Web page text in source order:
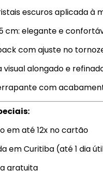
escuros aplicada à
cm: elegante e
com ajuste no
visual alongado e
com
em até 12x no cartão
em Curitiba (até 1 dia
gratuita